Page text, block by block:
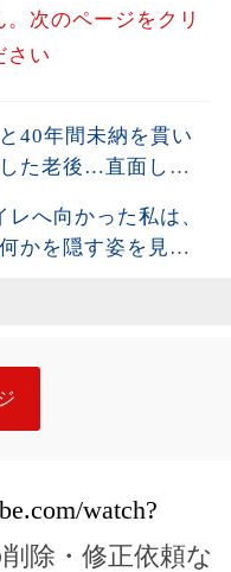
次のページをクリ
さい
40年間未納を貫い
た老後…直面した
へ向かった私は、
かを隠す姿を見て
watch?
削除・修正依頼な